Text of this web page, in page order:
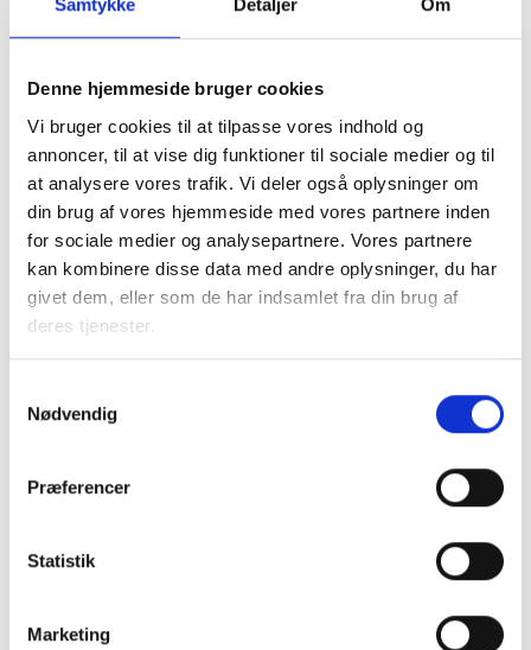
Samtykke Detaljer Om
Denne hjemmeside bruger cookies
Vi bruger cookies til at tilpasse vores indhold og
annoncer, til at vise dig funktioner til sociale medier og til
at analysere vores trafik. Vi deler også oplysninger om
din brug af vores hjemmeside med vores partnere inden
for sociale medier og analysepartnere. Vores partnere
kan kombinere disse data med andre oplysninger, du har
givet dem, eller som de har indsamlet fra din brug af
deres tjenester.
Nødvendig
Præferencer
Statistik
Marketing